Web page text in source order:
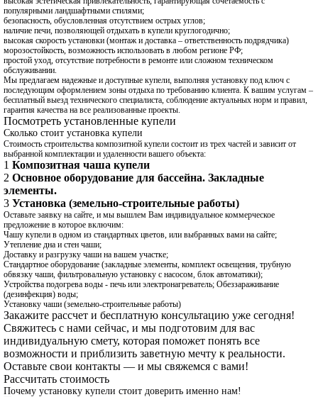
популярными ландшафтными стилями;
безопасность, обусловленная отсутствием острых углов;
наличие печи, позволяющей отдыхать в купели круглогодично;
высокая скорость установки (монтаж и доставка – ответственность подрядчика)
морозостойкость, возможность использовать в любом регионе РФ;
простой уход, отсутствие потребности в ремонте или сложном техническом
обслуживании.
Мы предлагаем надежные и доступные купели, выполняя установку под ключ с
последующим оформлением зоны отдыха по требованию клиента. К вашим услугам –
бесплатный выезд технического специалиста, соблюдение актуальных норм и правил,
гарантия качества на все реализованные проекты.
Посмотреть установленные купели
Сколько стоит установка купели
Стоимость строительства композитной купели состоит из трех частей и зависит от
выбранной комплектации и удаленности вашего объекта:
1 Композитная чаша купели
2 Основное оборудование для бассейна. Закладные
элементы.
3 Установка (земельно‑строительные работы)
Оставьте заявку на сайте, и мы вышлем Вам индивидуальное коммерческое
предложение в которое включим:
Чашу купели в одном из стандартных цветов, или выбранных вами на сайте;
Утепление дна и стен чаши;
Доставку и разгрузку чаши на вашем участке;
Стандартное оборудование (закладные элементы, комплект освещения, трубную
обвязку чаши, фильтровальную установку с насосом, блок автоматики);
Устройства подогрева воды - печь или электронагреватель; Обеззараживание
(дезинфекция) воды;
Установку чаши (земельно-строительные работы)
Закажите рассчет и бесплатную консультацию уже сегодня!
Свяжитесь с нами сейчас, и мы подготовим для вас
индивидуальную смету, которая поможет понять все
возможности и приблизить заветную мечту к реальности.
Оставьте свои контакты — и мы свяжемся с вами!
Рассчитать стоимость
Почему установку купели стоит доверить именно нам!